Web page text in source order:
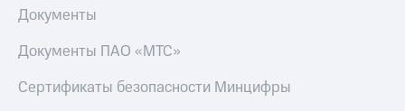
Документы
Документы ПАО «МТС»
Сертификаты безопасности Минцифры